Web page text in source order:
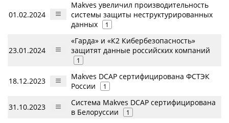
01.02.2024
Makves увеличил производительность
системы защиты неструктурированных
данных
1
23.01.2024
«Гарда» и «К2 Кибербезопасность»
защитят данные российских компаний
1
18.12.2023
Makves DCAP сертифицирована ФСТЭК
России
1
31.10.2023
Система Makves DCAP сертифицирована
в Белоруссии
1